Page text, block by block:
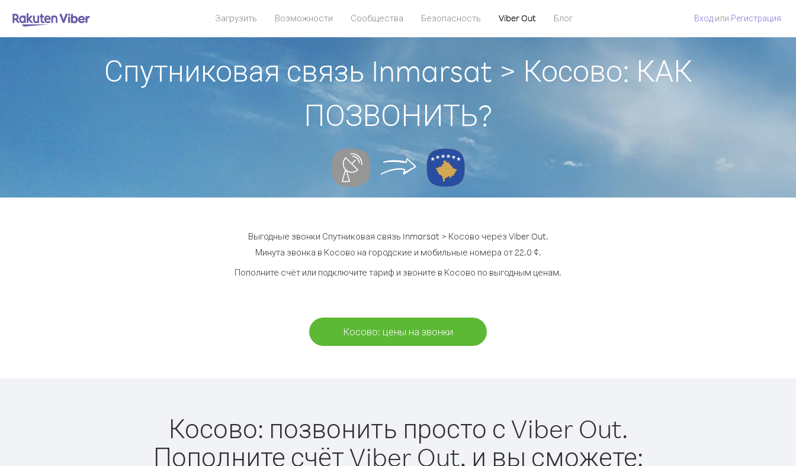
Загрузить Возможности Сообщества Безопасность Viber Out Блог Вход или Регистрация
Спутниковая связь Inmarsat > Косово: КАК
ПОЗВОНИТЬ?
Выгодные звонки Спутниковая связь Inmarsat > Косово через Viber Out.
Минута звонка в Косово на городские и мобильные номера от 22.0 ¢.
Пополните счёт или подключите тариф и звоните в Косово по выгодным ценам.
Косово: цены на звонки
Косово: позвонить просто с Viber Out.
Пополните счёт Viber Out, и вы сможете: